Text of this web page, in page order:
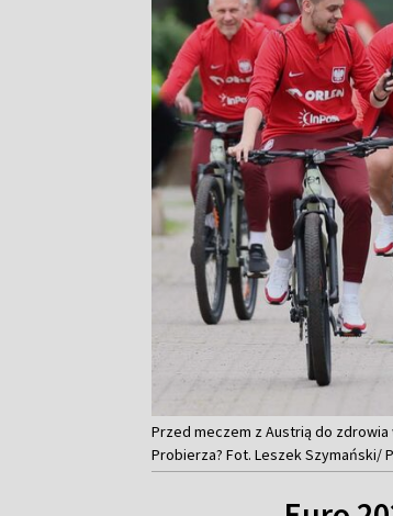
Przed meczem z Austrią do
Probierza? Fot. Leszek Szymański/